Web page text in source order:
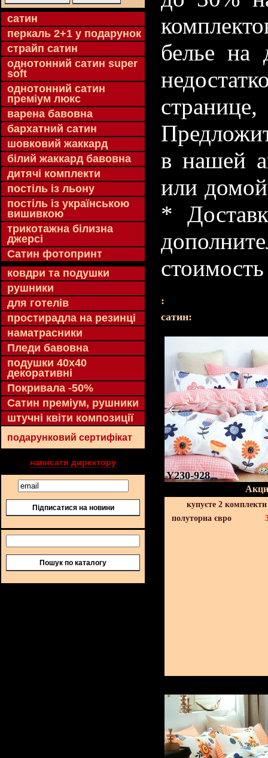
cатин
перкаль 2+1 у подарунок
страйп сатин
однотонний сатин super
soft
однотонний сатин
преміум люкс
варена бавовна
бархатний сатин
шовковий жаккард
білий жаккард бавовна
дитячі комплекти
постіль із льону
постіль із українською
вишивкою
трикотажна білизна
джерсі
Сатин фотопринт
ковдри та подушки
рушники
для готелів
простирадла на резинці
наматрасники
Пледи бавовна
подушки 40х40
декоративні
Покривала -50%
Сатин преміум, рушники
штучні квіти композиції
подарунковий сертифікат
написати директору
Підписатися на новини
Пошук по каталогу
белье на
в нашей
или
*
:
cатин:
Y230-928
купуєте 2
полуторна євро